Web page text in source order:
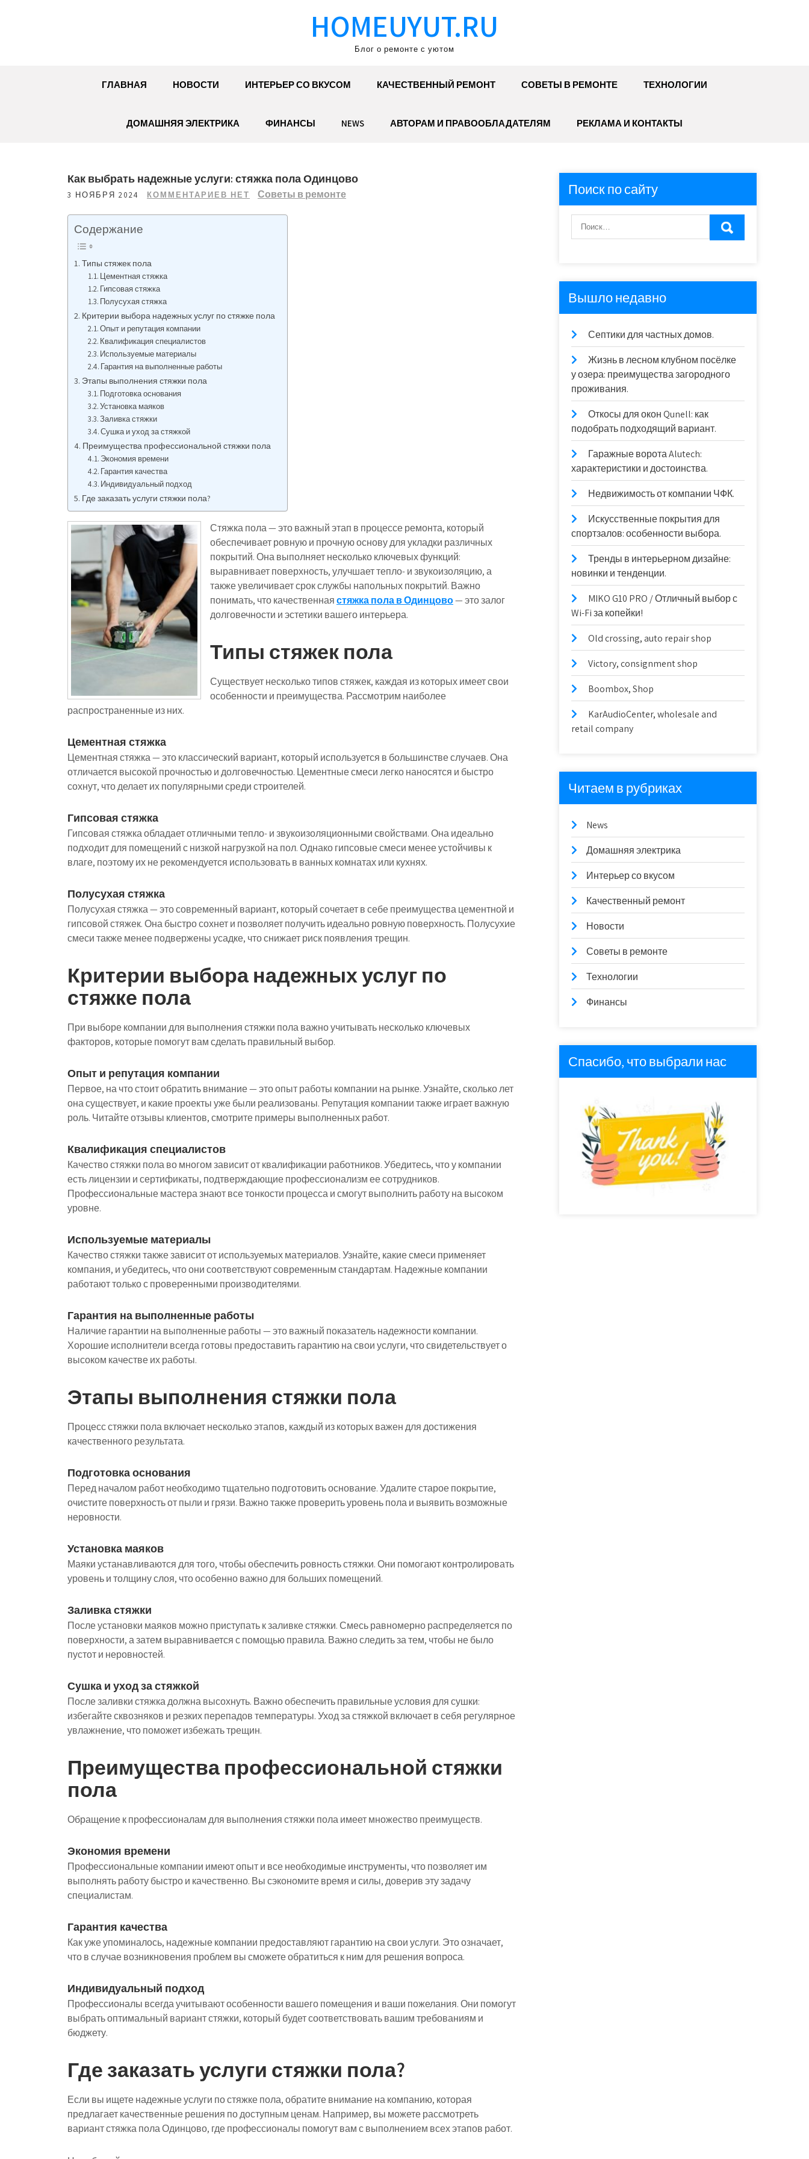
HOMEUYUT.RU
Блог о ремонте с уютом
ГЛАВНАЯ НОВОСТИ ИНТЕРЬЕР СО ВКУСОМ КАЧЕСТВЕННЫЙ РЕМОНТ СОВЕТЫ В РЕМОНТЕ ТЕХНОЛОГИИ
ДОМАШНЯЯ ЭЛЕКТРИКА ФИНАНСЫ NEWS АВТОРАМ И ПРАВООБЛАДАТЕЛЯМ РЕКЛАМА И КОНТАКТЫ
Как выбрать надежные услуги: стяжка пола Одинцово
3 НОЯБРЯ 2024 КОММЕНТАРИЕВ НЕТ Советы в ремонте
Содержание
Типы стяжек пола
Цементная стяжка
Гипсовая стяжка
Полусухая стяжка
Критерии выбора надежных услуг по стяжке пола
Опыт и репутация компании
Квалификация специалистов
Используемые материалы
Гарантия на выполненные работы
Этапы выполнения стяжки пола
Подготовка основания
Установка маяков
Заливка стяжки
Сушка и уход за стяжкой
Преимущества профессиональной стяжки пола
Экономия времени
Гарантия качества
Индивидуальный подход
Где заказать услуги стяжки пола?
Стяжка пола — это важный этап в процессе ремонта, который
обеспечивает ровную и прочную основу для укладки различных
покрытий. Она выполняет несколько ключевых функций:
выравнивает поверхность, улучшает тепло- и звукоизоляцию, а
также увеличивает срок службы напольных покрытий. Важно
понимать, что качественнаястяжка пола в Одинцово— это залог
долговечности и эстетики вашего интерьера.
Типы стяжек пола
Существует несколько типов стяжек, каждая из которых имеет свои
особенности и преимущества. Рассмотрим наиболее
распространенные из них.
Цементная стяжка
Цементная стяжка — это классический вариант, который используется в большинстве случаев. Она
отличается высокой прочностью и долговечностью. Цементные смеси легко наносятся и быстро
сохнут, что делает их популярными среди строителей.
Гипсовая стяжка
Гипсовая стяжка обладает отличными тепло- и звукоизоляционными свойствами. Она идеально
подходит для помещений с низкой нагрузкой на пол. Однако гипсовые смеси менее устойчивы к
влаге, поэтому их не рекомендуется использовать в ванных комнатах или кухнях.
Полусухая стяжка
Полусухая стяжка — это современный вариант, который сочетает в себе преимущества цементной и
гипсовой стяжек. Она быстро сохнет и позволяет получить идеально ровную поверхность. Полусухие
смеси также менее подвержены усадке, что снижает риск появления трещин.
Критерии выбора надежных услуг по
стяжке пола
При выборе компании для выполнения стяжки пола важно учитывать несколько ключевых
факторов, которые помогут вам сделать правильный выбор.
Опыт и репутация компании
Первое, на что стоит обратить внимание — это опыт работы компании на рынке. Узнайте, сколько лет
она существует, и какие проекты уже были реализованы. Репутация компании также играет важную
роль. Читайте отзывы клиентов, смотрите примеры выполненных работ.
Квалификация специалистов
Качество стяжки пола во многом зависит от квалификации работников. Убедитесь, что у компании
есть лицензии и сертификаты, подтверждающие профессионализм ее сотрудников.
Профессиональные мастера знают все тонкости процесса и смогут выполнить работу на высоком
уровне.
Используемые материалы
Качество стяжки также зависит от используемых материалов. Узнайте, какие смеси применяет
компания, и убедитесь, что они соответствуют современным стандартам. Надежные компании
работают только с проверенными производителями.
Гарантия на выполненные работы
Наличие гарантии на выполненные работы — это важный показатель надежности компании.
Хорошие исполнители всегда готовы предоставить гарантию на свои услуги, что свидетельствует о
высоком качестве их работы.
Этапы выполнения стяжки пола
Процесс стяжки пола включает несколько этапов, каждый из которых важен для достижения
качественного результата.
Подготовка основания
Перед началом работ необходимо тщательно подготовить основание. Удалите старое покрытие,
очистите поверхность от пыли и грязи. Важно также проверить уровень пола и выявить возможные
неровности.
Установка маяков
Маяки устанавливаются для того, чтобы обеспечить ровность стяжки. Они помогают контролировать
уровень и толщину слоя, что особенно важно для больших помещений.
Заливка стяжки
После установки маяков можно приступать к заливке стяжки. Смесь равномерно распределяется по
поверхности, а затем выравнивается с помощью правила. Важно следить за тем, чтобы не было
пустот и неровностей.
Сушка и уход за стяжкой
После заливки стяжка должна высохнуть. Важно обеспечить правильные условия для сушки:
избегайте сквозняков и резких перепадов температуры. Уход за стяжкой включает в себя регулярное
увлажнение, что поможет избежать трещин.
Преимущества профессиональной стяжки
пола
Обращение к профессионалам для выполнения стяжки пола имеет множество преимуществ.
Экономия времени
Профессиональные компании имеют опыт и все необходимые инструменты, что позволяет им
выполнять работу быстро и качественно. Вы сэкономите время и силы, доверив эту задачу
специалистам.
Гарантия качества
Как уже упоминалось, надежные компании предоставляют гарантию на свои услуги. Это означает,
что в случае возникновения проблем вы сможете обратиться к ним для решения вопроса.
Индивидуальный подход
Профессионалы всегда учитывают особенности вашего помещения и ваши пожелания. Они помогут
выбрать оптимальный вариант стяжки, который будет соответствовать вашим требованиям и
бюджету.
Где заказать услуги стяжки пола?
Если вы ищете надежные услуги по стяжке пола, обратите внимание на компанию, которая
предлагает качественные решения по доступным ценам. Например, вы можете рассмотреть
вариант стяжка пола Одинцово, где профессионалы помогут вам с выполнением всех этапов работ.
Поиск по сайту
Вышло недавно
Септики для частных домов.
Жизнь в лесном клубном посёлке
у озера: преимущества загородного
проживания.
Откосы для окон Qunell: как
подобрать подходящий вариант.
Гаражные ворота Alutech:
характеристики и достоинства.
Недвижимость от компании ЧФК.
Искусственные покрытия для
спортзалов: особенности выбора.
Тренды в интерьерном дизайне:
новинки и тенденции.
MIKO G10 PRO / Отличный выбор с
Wi-Fi за копейки!
Old crossing, auto repair shop
Victory, consignment shop
Boombox, Shop
KarAudioCenter, wholesale and
retail company
Читаем в рубриках
News
Домашняя электрика
Интерьер со вкусом
Качественный ремонт
Новости
Советы в ремонте
Технологии
Финансы
Спасибо, что выбрали нас